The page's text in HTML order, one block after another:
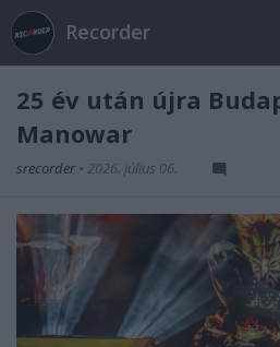
Recorder
25 év után újra
Manowar
srecorder • 2026. július 06.